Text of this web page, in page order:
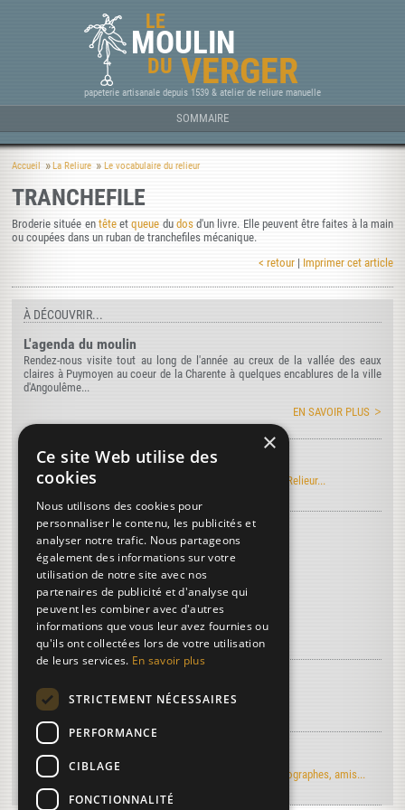
LE
MOULIN
DU VERGER
papeterie artisanale depuis 1539 & atelier de reliure manuelle
SOMMAIRE
Accueil La Reliure Le vocabulaire du relieur
TRANCHEFILE
Broderie située en têteetqueue du dosd'un livre. Elle peuvent être faites à la main
ou coupées dans un ruban de tranchefiles mécanique.
< retour | Imprimer cet article
À DÉCOUVRIR...
L'agenda du moulin
Rendez-nous visite tout au long de l'année au creux de la vallée des eaux
claires à Puymoyen au coeur de la Charente à quelques encablures de la ville
d'Angoulême...
EN SAVOIR PLUS
Manuel Roret du Relieur
Découvrez l'édition électronique du manuel Roret du Relieur...
Découvrez le vocabulaire de la reliure ...
Battée
Cartons
Encoche de coiffe
Plus de termes...
Article de Art & Métiers du Livre
Regards d'artistes...
Le moulin du Verger vu par les artistes-peintres, photographes, amis...
×
Ce site Web utilise des
cookies
Nous utilisons des cookies pour
personnaliser le contenu, les publicités et
analyser notre trafic. Nous partageons
également des informations sur votre
utilisation de notre site avec nos
partenaires de publicité et d'analyse qui
peuvent les combiner avec d'autres
informations que vous leur avez fournies ou
qu'ils ont collectées lors de votre utilisation
de leurs services. En savoir plus
STRICTEMENT NÉCESSAIRES
PERFORMANCE
CIBLAGE
FONCTIONNALITÉ